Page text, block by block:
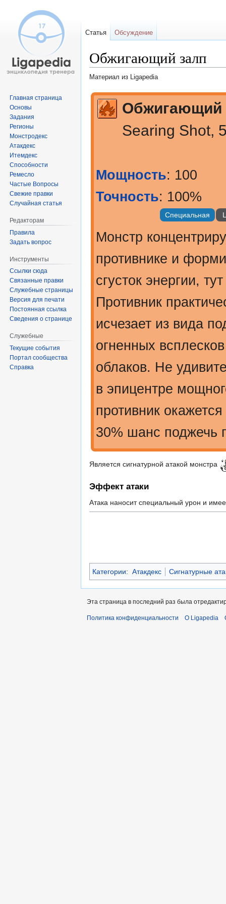
Обжигающий залп
Материал из Ligapedia
Перейти
навигации
Перейти
поиску
Обжигающий
Searing Shot,
Мощность: 100
Точность: 100%
Специальная
Монстр
противнике и
сгусток энергии,
Противник
исчезает из вида
огненных
облаков. Не
в эпицентре
противник
30% шанс поджечь
Является сигнатурной атакой монстра
Эффект атаки
Атака наносит специальный урон и
Категории: Атакдекс Сигнатурные
Статья Обсуждение
Главная страница
Основы
Задания
Регионы
Монстродекс
Атакдекс
Итемдекс
Способности
Ремесло
Частые Вопросы
Свежие правки
Случайная статья
Редакторам
Правила
Задать вопрос
Инструменты
Ссылки сюда
Связанные правки
Служебные страницы
Версия для печати
Постоянная ссылка
Сведения о странице
Служебные
Текущие события
Портал сообщества
Справка
Эта страница в последний раз была
Политика конфиденциальности О Ligapedia